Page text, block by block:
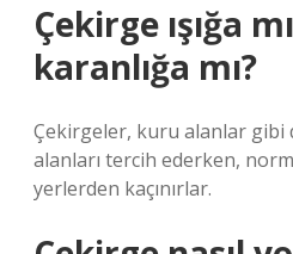
Çekirge ışığa
karanlığa mı?
Çekirgeler, kuru alanlar gibi
alanları tercih ederken,
yerlerden kaçınırlar.